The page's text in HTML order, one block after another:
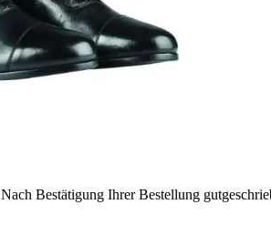
Nach Bestätigung Ihrer Bestellung